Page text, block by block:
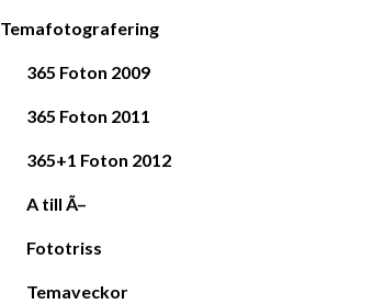
Temafotografering
365 Foton 2009
365 Foton 2011
365+1 Foton 2012
A till Ã–
Fototriss
Temaveckor